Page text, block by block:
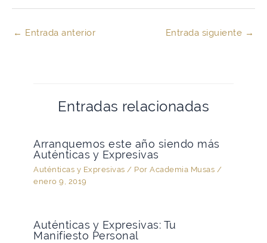
← Entrada anterior Entrada siguiente →
Entradas relacionadas
Arranquemos este año siendo más
Auténticas y Expresivas
Auténticas y Expresivas / PorAcademia Musas /
enero 9, 2019
Auténticas y Expresivas: Tu
Manifiesto Personal